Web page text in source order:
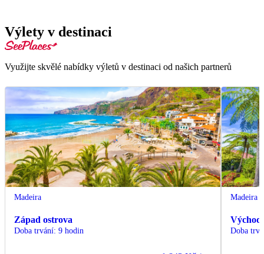
Výlety v destinaci
Využijte skvělé nabídky výletů v destinaci od našich partnerů
Madeira
Západ ostrova
Doba trvání: 9 hodin
Madeira
Východ
Doba